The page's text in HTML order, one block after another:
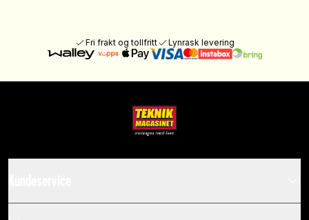
Fri frakt og tollfritt Lynrask levering